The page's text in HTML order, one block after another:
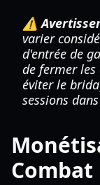
⚠️
varier
d'entrée de
de fermer
éviter le
sessions
Combat